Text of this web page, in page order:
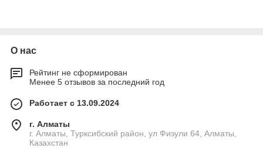
О нас
Рейтинг не сформирован
Менее 5 отзывов за последний год
Работает с 13.09.2024
г. Алматы
г. Алматы, Турксибский район, ул Физули 64, Алматы,
Казахстан